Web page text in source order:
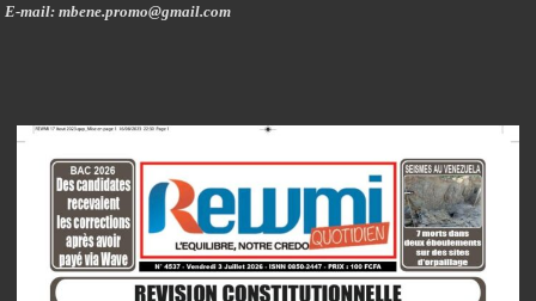
E-mail: mbene.promo@gmail.com